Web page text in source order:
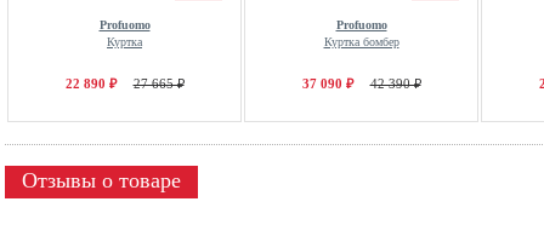
Profuomo
Куртка
22 890 ₽ 27 665 ₽
Profuomo
Куртка бомбер
37 090 ₽ 42 390 ₽
Отзывы о товаре